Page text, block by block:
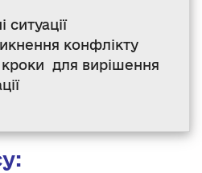
ситуації
конфлікту
кроки для вирішення